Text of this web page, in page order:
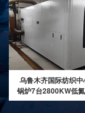
乌鲁木齐国际纺织
锅炉7台2800KW低
空热水锅